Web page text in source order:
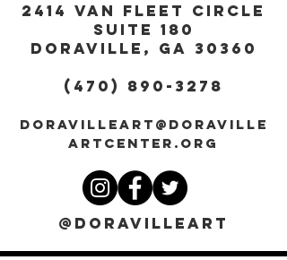
2414 Van Fleet Circle
Suite 180
DORAVILLE, GA 30360
(470) 890-3278
DORAVILLEART@DORAVILLE
ARTCENTER.ORG
@DORAVILLEART